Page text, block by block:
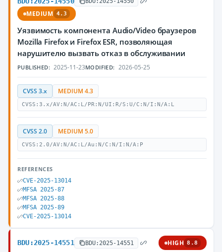
MEDIUM 4.3
Уязвимость компонента Audio/Video браузеров
Mozilla Firefox и Firefox ESR, позволяющая
нарушителю вызвать отказ в обслуживании
PUBLISHED: 2025-11-23MODIFIED: 2026-05-25
CVSS 3.x MEDIUM 4.3
CVSS:3.x/AV:N/AC:L/PR:N/UI:R/S:U/C:N/I:N/A:L
CVSS 2.0 MEDIUM 5.0
CVSS:2.0/AV:N/AC:L/Au:N/C:N/I:N/A:P
REFERENCES
CVE-2025-13014
MFSA 2025-87
MFSA 2025-88
MFSA 2025-89
CVE-2025-13014
BDU:2025-14551 BDU:2025-14551 HIGH 8.8